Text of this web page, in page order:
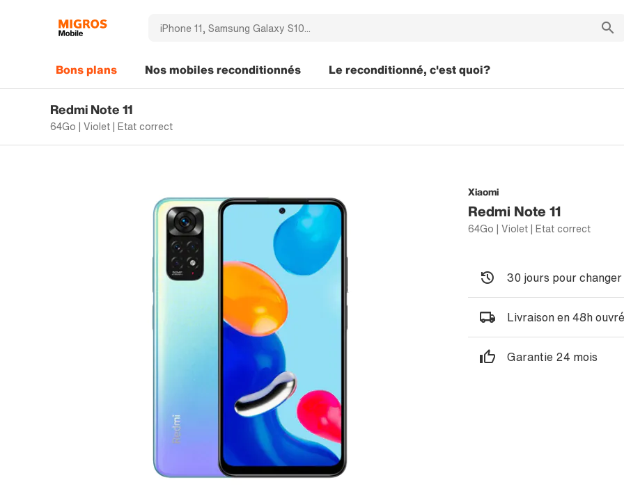
Bons plans Nos mobiles reconditionnés Le reconditionné, c'est quoi?
Redmi Note 11
64Go | Violet | Etat correct
Xiaomi
Redmi Note 11
64Go | Violet | Etat correct
30 jours pour
Livraison en 48h
Garantie 24 mois